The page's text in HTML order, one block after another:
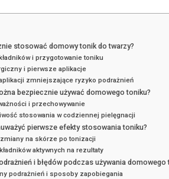
stosować domowy tonik do twarzy?
i przygotowanie toniku
i pierwsze aplikacje
zmniejszające ryzyko podrażnień
bezpiecznie używać domowego toniku?
i przechowywanie
stosowania w codziennej pielęgnacji
pierwsze efekty stosowania toniku?
na skórze po tonizacji
aktywnych na rezultaty
i błędów podczas używania domowego
podrażnień i sposoby zapobiegania